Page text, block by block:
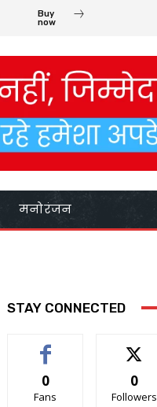
Buy
now
मनोरंजन
STAY CONNECTED
0
Fans
0
Followers